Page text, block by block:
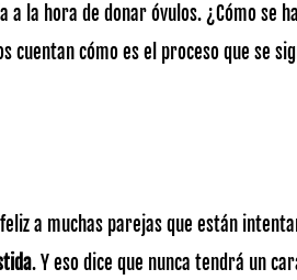
la hora de donar óvulos. ¿Cómo se
cuentan cómo es el proceso que se
a muchas parejas que están
. Y eso dice que nunca tendrá un